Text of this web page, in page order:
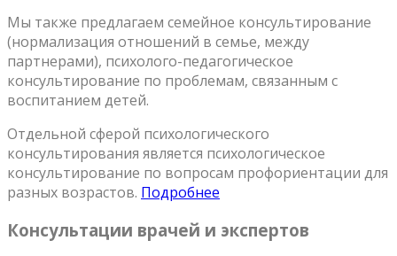
Мы также предлагаем семейное консультирование
(нормализация отношений в семье, между
партнерами), психолого-педагогическое
консультирование по проблемам, связанным с
воспитанием детей.
Отдельной сферой психологического
консультирования является психологическое
консультирование по вопросам профориентации для
разных возрастов. Подробнее
Консультации врачей и экспертов